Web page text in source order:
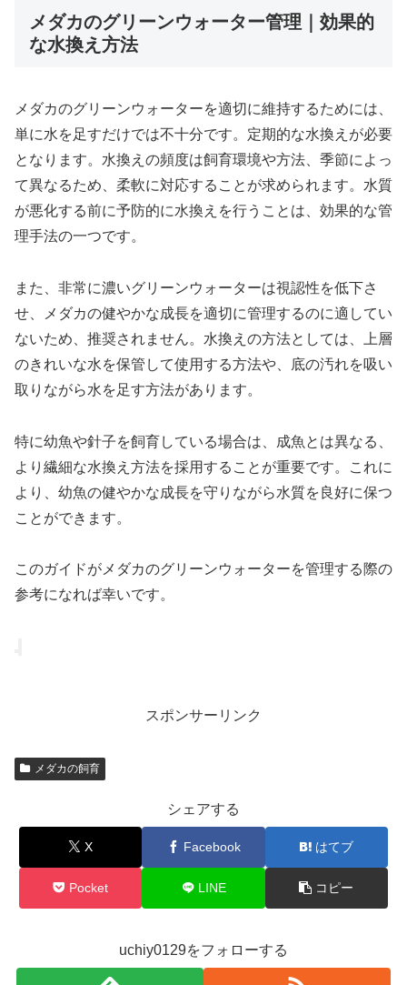
メダカのグリーンウォーター管理｜効果的
な水換え方法
メダカのグリーンウォーターを適切に維持するためには、
単に水を足すだけでは不十分です。定期的な水換えが必要
となります。水換えの頻度は飼育環境や方法、季節によっ
て異なるため、柔軟に対応することが求められます。水質
が悪化する前に予防的に水換えを行うことは、効果的な管
理手法の一つです。
また、非常に濃いグリーンウォーターは視認性を低下さ
せ、メダカの健やかな成長を適切に管理するのに適してい
ないため、推奨されません。水換えの方法としては、上層
のきれいな水を保管して使用する方法や、底の汚れを吸い
取りながら水を足す方法があります。
特に幼魚や針子を飼育している場合は、成魚とは異なる、
より繊細な水換え方法を採用することが重要です。これに
より、幼魚の健やかな成長を守りながら水質を良好に保つ
ことができます。
このガイドがメダカのグリーンウォーターを管理する際の
参考になれば幸いです。
スポンサーリンク
メダカの飼育
シェアする
X Facebook はてブ
Pocket LINE コピー
uchiy0129をフォローする